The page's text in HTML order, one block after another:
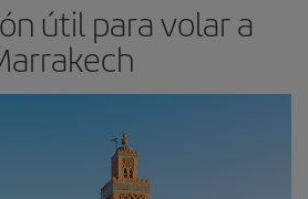
útil para volar a